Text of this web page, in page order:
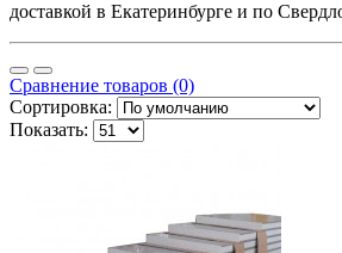
доставкой в Екатеринбурге и по
Сравнение товаров (0)
Сортировка:
Показать: